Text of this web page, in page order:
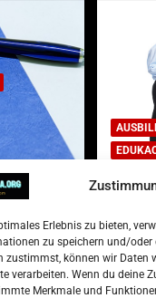
Erlebnis zu bieten,
zu speichern und/
zustimmst, können wir Daten
verarbeiten. Wenn du deine
Merkmale und
Lista
15.